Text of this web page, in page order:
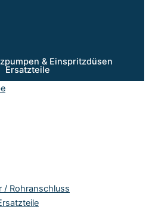
& Einspritzdüsen
Ersatzteile
/ Rohranschluss